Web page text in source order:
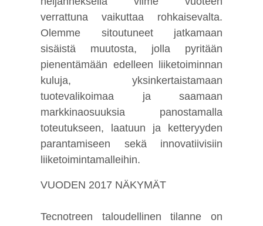
verrattuna vaikuttaa rohkaisevalta.
Olemme sitoutuneet jatkamaan
sisäistä muutosta, jolla pyritään
pienentämään edelleen liiketoiminnan
kuluja, yksinkertaistamaan
tuotevalikoimaa ja saamaan
markkinaosuuksia panostamalla
toteutukseen, laatuun ja ketteryyden
parantamiseen sekä innovatiivisiin
liiketoimintamalleihin.
VUODEN 2017 NÄKYMÄT
Tecnotreen taloudellinen tilanne on